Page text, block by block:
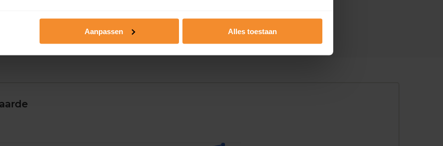
Aanpassen Alles toestaan